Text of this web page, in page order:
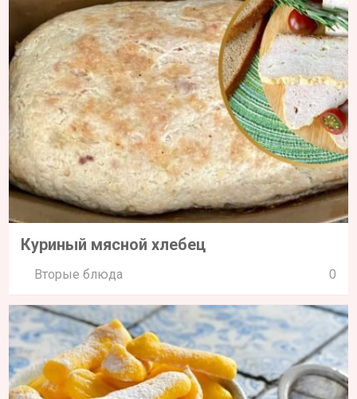
Куриный мясной хлебец
Вторые блюда 0